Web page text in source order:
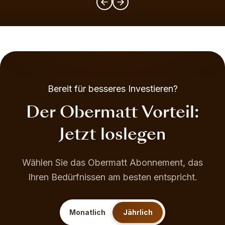
Bereit für besseres Investieren?
Der Obermatt Vorteil:
Jetzt loslegen
Wählen Sie das Obermatt Abonnement, das
Ihren Bedürfnissen am besten entspricht.
Monatlich Jährlich